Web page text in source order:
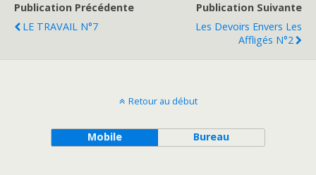
Publication Précédente
LE TRAVAIL N°7
Publication Suivante
Les Devoirs Envers Les
Affligés N°2
Retour au début
Mobile Bureau